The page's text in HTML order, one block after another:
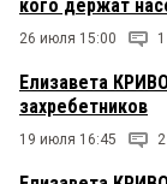
кого держат
26 июля 15:00 1
Елизавета
захребетников
19 июля 16:45 2